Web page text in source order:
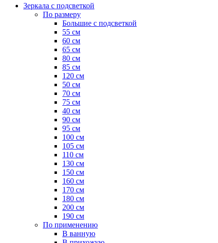
Зеркала с подсветкой
По размеру
Большие с подсветкой
55 см
60 см
65 см
80 см
85 см
120 см
50 см
70 см
75 см
40 см
90 см
95 см
100 см
105 см
110 см
130 см
150 см
160 см
170 см
180 см
200 см
190 см
По применению
В ванную